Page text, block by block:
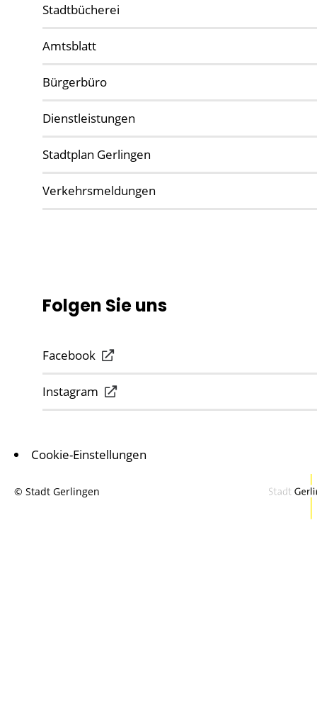
Stadtbücherei
Amtsblatt
Bürgerbüro
Dienstleistungen
Stadtplan Gerlingen
Verkehrsmeldungen
Folgen Sie uns
Facebook
Instagram
Cookie-Einstellungen
© Stadt Gerlingen